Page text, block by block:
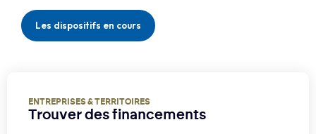
ENTREPRISES & TERRITOIRES
Trouver des financements
Les dispositifs en cours